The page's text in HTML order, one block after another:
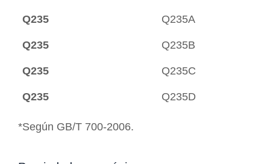
Q235 Q235A
Q235 Q235B
Q235 Q235C
Q235 Q235D
*Según GB/T 700-2006.